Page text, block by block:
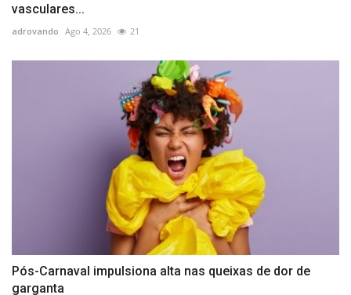
vasculares...
adrovando Ago 4, 2026 21
Pós-Carnaval impulsiona alta nas queixas de dor de
garganta